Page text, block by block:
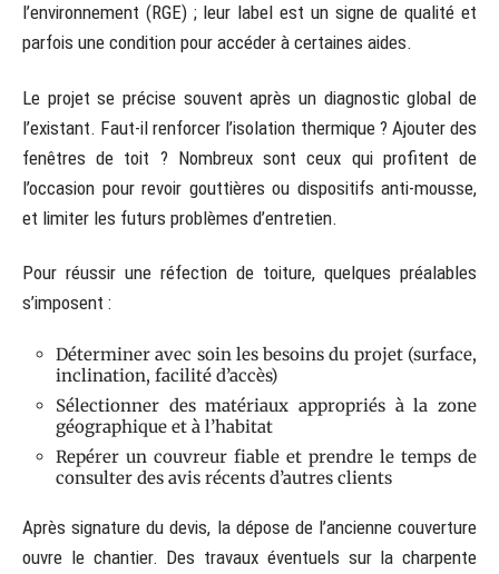
l’environnement (RGE) ; leur label est un signe de qualité et
parfois une condition pour accéder à certaines aides.
Le projet se précise souvent après un diagnostic global de
l’existant. Faut-il renforcer l’isolation thermique ? Ajouter des
fenêtres de toit ? Nombreux sont ceux qui profitent de
l’occasion pour revoir gouttières ou dispositifs anti-mousse,
et limiter les futurs problèmes d’entretien.
Pour réussir une réfection de toiture, quelques préalables
s’imposent :
Déterminer avec soin les besoins du projet (surface,
inclination, facilité d’accès)
Sélectionner des matériaux appropriés à la zone
géographique et à l’habitat
Repérer un couvreur fiable et prendre le temps de
consulter des avis récents d’autres clients
Après signature du devis, la dépose de l’ancienne couverture
ouvre le chantier. Des travaux éventuels sur la charpente